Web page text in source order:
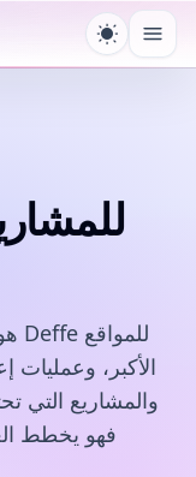
السمة
الأكبر، وعمليات
والمشاريع التي
فهو يخطط